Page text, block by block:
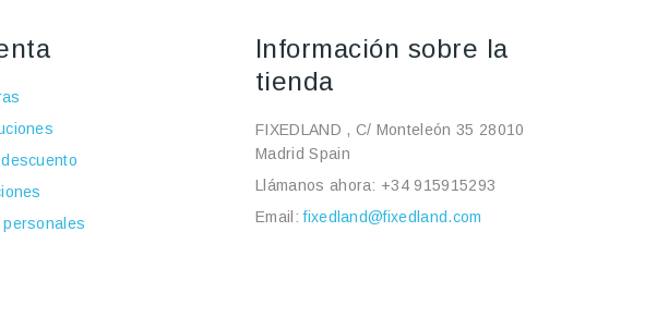
Información sobre la
tienda
FIXEDLAND , C/ Monteleón 35 28010
Madrid Spain
Llámanos ahora: +34 915915293
Email:fixedland@fixedland.com